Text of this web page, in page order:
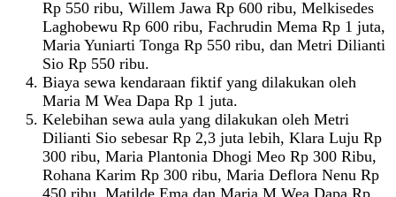
Rp 550 ribu, Willem Jawa Rp 600 ribu, Melkisedes
Laghobewu Rp 600 ribu, Fachrudin Mema Rp 1 juta,
Maria Yuniarti Tonga Rp 550 ribu, dan Metri Dilianti
Sio Rp 550 ribu.
Biaya sewa kendaraan fiktif yang dilakukan oleh
Maria M Wea Dapa Rp 1 juta.
Kelebihan sewa aula yang dilakukan oleh Metri
Dilianti Sio sebesar Rp 2,3 juta lebih, Klara Luju Rp
300 ribu, Maria Plantonia Dhogi Meo Rp 300 Ribu,
Rohana Karim Rp 300 ribu, Maria Deflora Nenu Rp
450 ribu, Matilde Ema dan Maria M Wea Dapa Rp